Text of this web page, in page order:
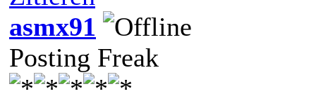
asmx91
Posting Freak